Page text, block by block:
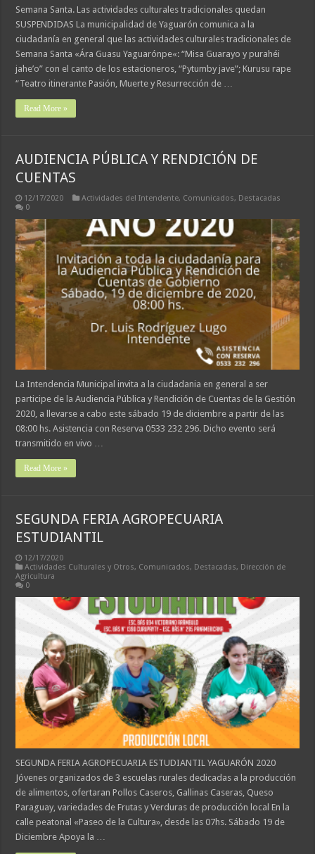
Semana Santa. Las actividades culturales tradicionales quedan
SUSPENDIDAS La municipalidad de Yaguarón comunica a la
ciudadanía en general que las actividades culturales tradicionales de
Semana Santa «Ára Guasu Yaguarónpe«: “Misa Guarayo y purahéi
jahe’o” con el canto de los estacioneros, “Pytumby jave”; Kurusu rape
“Teatro itinerante Pasión, Muerte y Resurrección de …
Read More »
AUDIENCIA PÚBLICA Y RENDICIÓN DE
CUENTAS
12/17/2020 Actividades del Intendente, Comunicados, Destacadas
0
La Intendencia Municipal invita a la ciudadania en general a ser
participe de la Audiencia Pública y Rendición de Cuentas de la Gestión
2020, a llevarse a cabo este sábado 19 de diciembre a partir de las
08:00 hs. Asistencia con Reserva 0533 232 296. Dicho evento será
transmitido en vivo …
Read More »
SEGUNDA FERIA AGROPECUARIA
ESTUDIANTIL
12/17/2020
Actividades Culturales y Otros, Comunicados, Destacadas, Dirección de
Agricultura
0
SEGUNDA FERIA AGROPECUARIA ESTUDIANTIL YAGUARÓN 2020
Jóvenes organizados de 3 escuelas rurales dedicadas a la producción
de alimentos, ofertaran Pollos Caseros, Gallinas Caseras, Queso
Paraguay, variedades de Frutas y Verduras de producción local En la
calle peatonal «Paseo de la Cultura», desde las 07hs. Sábado 19 de
Diciembre Apoya la …